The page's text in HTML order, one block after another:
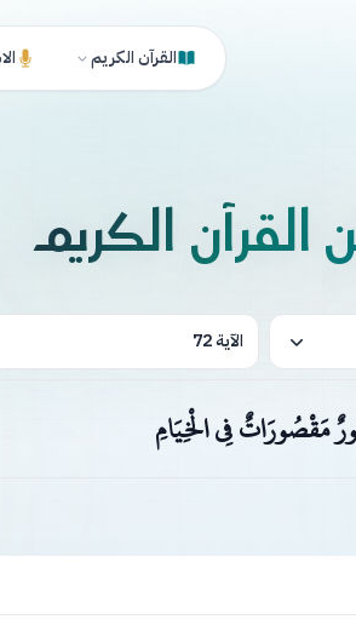
القرآن الكريم
القرآن الكريم
الآية 72
مَقْصُورَاتٌ فِي الْخِيَامِ